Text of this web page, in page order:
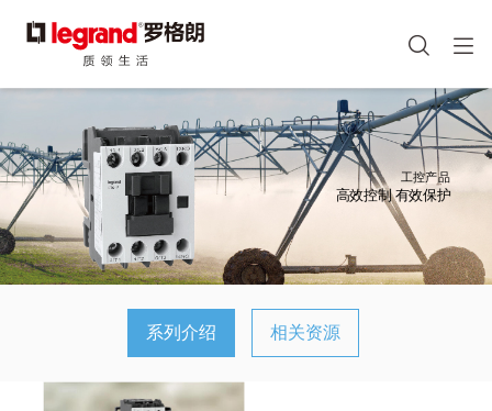
转
到
主
像
工控产品
高效控制 有效保护
系列介绍 相关资源